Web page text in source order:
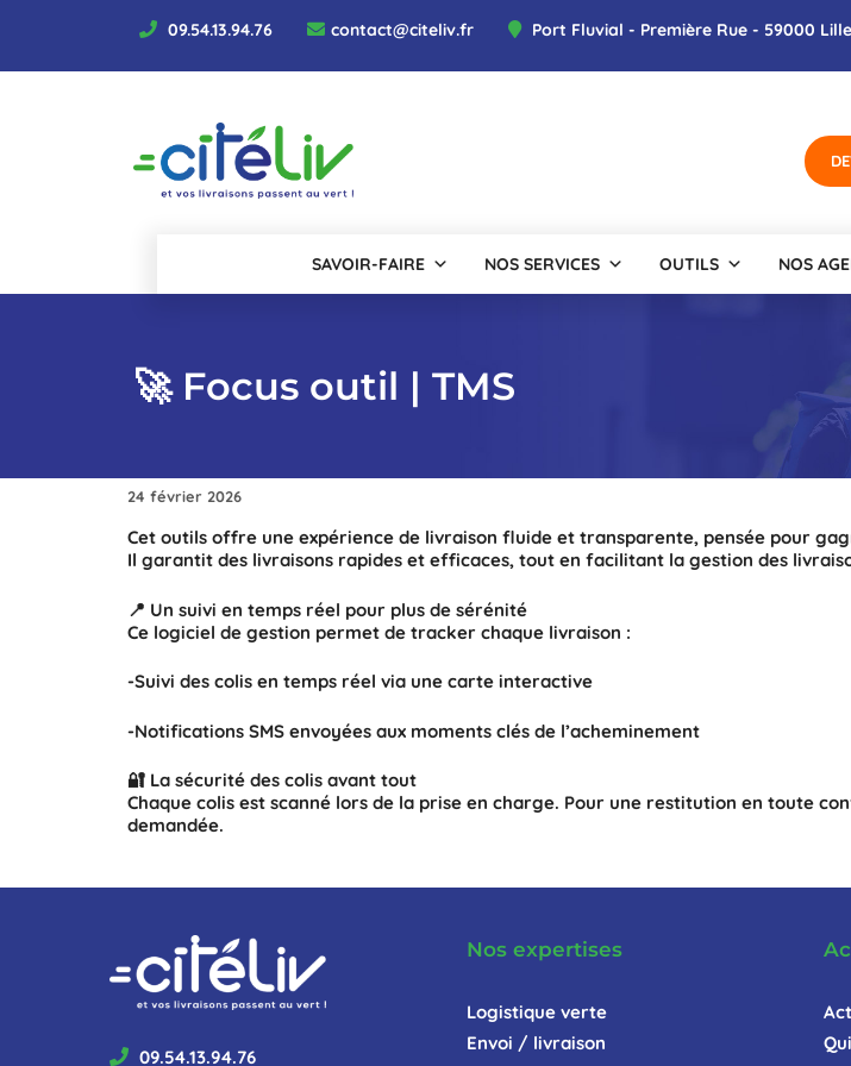
09.54.13.94.76 contact@citeliv.fr Port Fluvial - Première Rue - 59000 Lille
SAVOIR-FAIRE NOS SERVICES OUTILS NOS
🚀 Focus outil | TMS
24 février 2026
Cet outils offre une expérience de livraison fluide et transparente, pensée pour
Il garantit des livraisons rapides et efficaces, tout en facilitant la gestion des
📍 Un suivi en temps réel pour plus de sérénité
Ce logiciel de gestion permet de tracker chaque livraison :
-Suivi des colis en temps réel via une carte interactive
-Notifications SMS envoyées aux moments clés de l’acheminement
🔐 La sécurité des colis avant tout
Chaque colis est scanné lors de la prise en charge. Pour une restitution en toute
demandée.
09.54.13.94.76
Nos expertises
Logistique verte
Envoi / livraison